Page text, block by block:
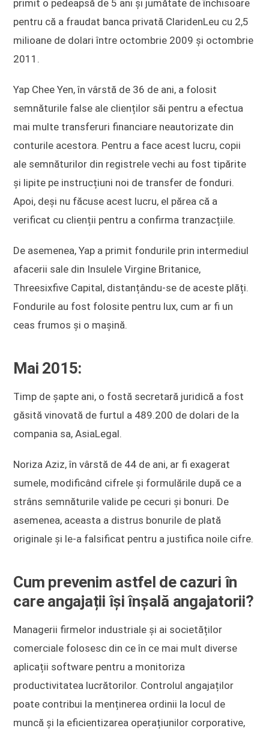
primit o pedeapsă de 5 ani și jumătate de închisoare
pentru că a fraudat banca privată ClaridenLeu cu 2,5
milioane de dolari între octombrie 2009 și octombrie
2011.
Yap Chee Yen, în vârstă de 36 de ani, a folosit
semnăturile false ale clienților săi pentru a efectua
mai multe transferuri financiare neautorizate din
conturile acestora. Pentru a face acest lucru, copii
ale semnăturilor din registrele vechi au fost tipărite
și lipite pe instrucțiuni noi de transfer de fonduri.
Apoi, deși nu făcuse acest lucru, el părea că a
verificat cu clienții pentru a confirma tranzacțiile.
De asemenea, Yap a primit fondurile prin intermediul
afacerii sale din Insulele Virgine Britanice,
Threesixfive Capital, distanțându-se de aceste plăți.
Fondurile au fost folosite pentru lux, cum ar fi un
ceas frumos și o mașină.
Mai 2015:
Timp de șapte ani, o fostă secretară juridică a fost
găsită vinovată de furtul a 489.200 de dolari de la
compania sa, AsiaLegal.
Noriza Aziz, în vârstă de 44 de ani, ar fi exagerat
sumele, modificând cifrele și formulările după ce a
strâns semnăturile valide pe cecuri și bonuri. De
asemenea, aceasta a distrus bonurile de plată
originale și le-a falsificat pentru a justifica noile cifre.
Cum prevenim astfel de cazuri în
care angajații își înșală angajatorii?
Managerii firmelor industriale și ai societăților
comerciale folosesc din ce în ce mai mult diverse
aplicații software pentru a monitoriza
productivitatea lucrătorilor. Controlul angajaților
poate contribui la menținerea ordinii la locul de
muncă și la eficientizarea operațiunilor corporative,